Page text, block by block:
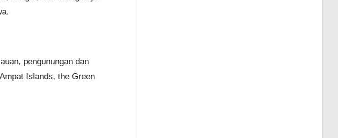
pengunungan dan
Islands, the Green